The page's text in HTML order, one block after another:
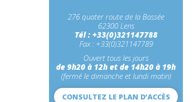
276 quater route de la Bassée
62300 Lens
Tél : +33(0)321147788
Fax : +33(0)321147789
Ouvert tous les jours
de 9h20 à 12h et de 14h20 à 19h
(fermé le dimanche et lundi matin)
CONSULTEZ LE PLAN D’ACCÈS